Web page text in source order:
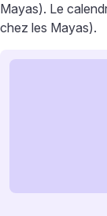
Mayas). Le
chez les Mayas).